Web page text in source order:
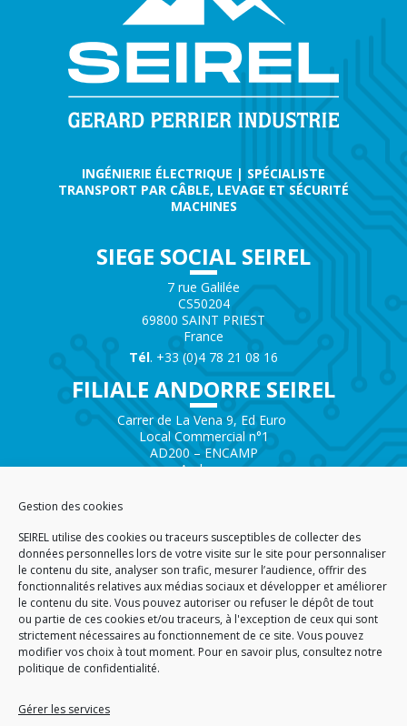
Gestion des cookies
SEIREL utilise des cookies ou traceurs susceptibles de collecter des
données personnelles lors de votre visite sur le site pour personnaliser
le contenu du site, analyser son trafic, mesurer l’audience, offrir des
fonctionnalités relatives aux médias sociaux et développer et améliorer
le contenu du site. Vous pouvez autoriser ou refuser le dépôt de tout
ou partie de ces cookies et/ou traceurs, à l'exception de ceux qui sont
strictement nécessaires au fonctionnement de ce site. Vous pouvez
modifier vos choix à tout moment. Pour en savoir plus, consultez notre
politique de confidentialité.
Gérer les services
INGÉNIERIE ÉLECTRIQUE | SPÉCIALISTE
TRANSPORT PAR CÂBLE, LEVAGE ET SÉCURITÉ
MACHINES
SIEGE SOCIAL SEIREL
7 rue Galilée
CS50204
69800 SAINT PRIEST
France
Tél. +33 (0)4 78 21 08 16
FILIALE ANDORRE SEIREL
Carrer de La Vena 9, Ed Euro
Local Commercial n°1
AD200 – ENCAMP
Andorra
Immeuble 3D
81 Rue de la Petite Eau
73290 LA MOTTE SERVOLEX
ACCUEIL